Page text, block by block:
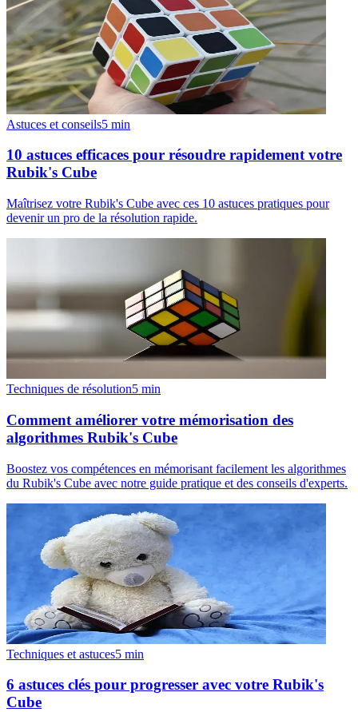
Astuces et conseils5 min
10 astuces efficaces pour résoudre rapidement votre
Rubik's Cube
Maîtrisez votre Rubik's Cube avec ces 10 astuces pratiques pour
devenir un pro de la résolution rapide.
Techniques de résolution5 min
Comment améliorer votre mémorisation des
algorithmes Rubik's Cube
Boostez vos compétences en mémorisant facilement les algorithmes
du Rubik's Cube avec notre guide pratique et des conseils d'experts.
Techniques et astuces5 min
6 astuces clés pour progresser avec votre Rubik's
Cube